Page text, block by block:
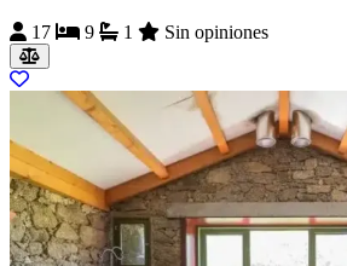
17
9 1 Sin opiniones